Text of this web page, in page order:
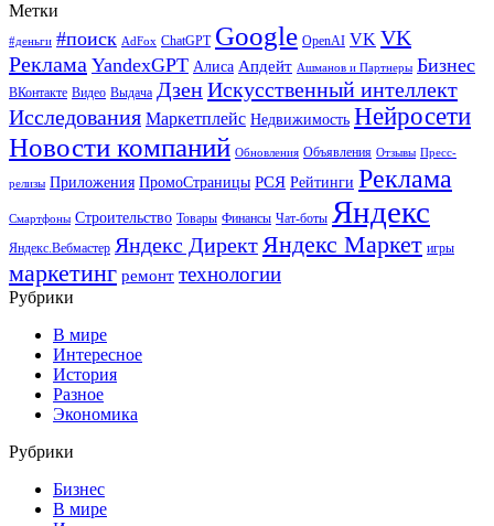
Метки
#деньги #поиск AdFox ChatGPT Google OpenAI VK VK
Реклама YandexGPT Алиса Апдейт Ашманов и Партнеры Бизнес
ВКонтакте Видео Выдача ДзенИскусственный интеллект
Исследования Маркетплейс Недвижимость Нейросети
Новости компаний Обновления Объявления Отзывы Пресс-
релизы Приложения ПромоСтраницы РСЯ Рейтинги Реклама
Смартфоны Строительство Товары Финансы Чат-боты Яндекс
Яндекс.Вебмастер Яндекс ДиректЯндекс Маркет игры
маркетинг ремонт технологии
Рубрики
В мире
Интересное
История
Разное
Экономика
Рубрики
Бизнес
В мире